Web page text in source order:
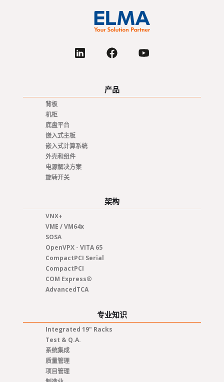
产品
背板
机柜
底盘平台
嵌入式主板
嵌入式计算系统
外壳和组件
电源解决方案
旋转开关
架构
VNX+
VME / VM64x
SOSA
OpenVPX - VITA 65
CompactPCI Serial
CompactPCI
COM Express®
AdvancedTCA
专业知识
Integrated 19" Racks
Test & Q.A.
系统集成
质量管理
项目管理